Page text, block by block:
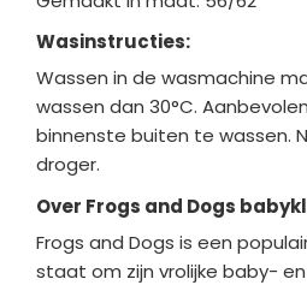
Wasinstructies:
Wassen in de wasmachine
wassen dan 30°C.
binnenste buiten te wassen.
droger.
Over Frogs and Dogs
Frogs and Dogs is een
staat om zijn vrolijke baby-